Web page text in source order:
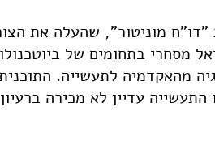
"דו"ח מוניטור", שהעלה את
מסחרי בתחומים של
מהאקדמיה לתעשייה.
עדיין לא מכירה